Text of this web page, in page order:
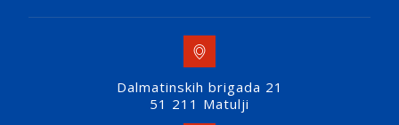
Dalmatinskih brigada 21
51 211 Matulji